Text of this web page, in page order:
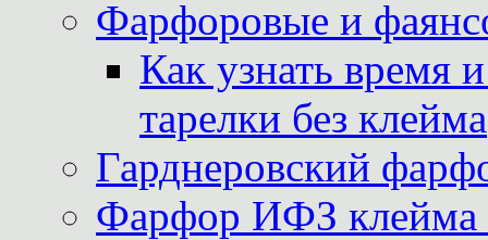
Фарфоровые и
Как узнать время
тарелки без клейма
Гарднеровский
Фарфор ИФЗ клейма